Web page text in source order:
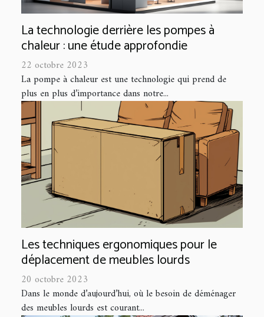
La technologie derrière les pompes à
chaleur : une étude approfondie
22 octobre 2023
La pompe à chaleur est une technologie qui prend de
plus en plus d’importance dans notre...
Les techniques ergonomiques pour le
déplacement de meubles lourds
20 octobre 2023
Dans le monde d’aujourd’hui, où le besoin de déménager
des meubles lourds est courant...